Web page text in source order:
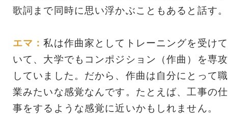
歌詞まで同時に思い浮かぶこともあると話す。
エマ：私は作曲家としてトレーニングを受けて
いて、大学でもコンポジション（作曲）を専攻
していました。だから、作曲は自分にとって職
業みたいな感覚なんです。たとえば、工事の仕
事をするような感覚に近いかもしれません。